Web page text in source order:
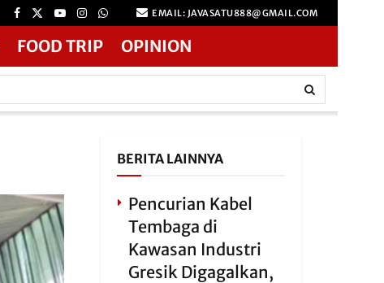
EMAIL: JAVASATU888@GMAIL.COM
FOOD TRIP OPINION
BERITA LAINNYA
Pencurian Kabel
Tembaga di
Kawasan Industri
Gresik Digagalkan,